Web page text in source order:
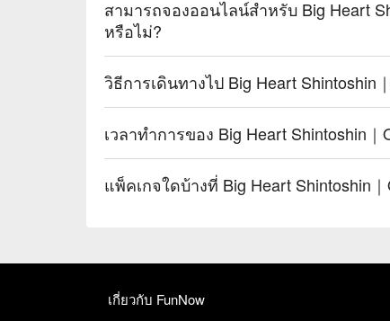
สามารถจองออนไลน์สำหรับ Big Heart
หรือไม่?
วิธีการเดินทางไป Big Heart Shintoshin
เวลาทำการของ Big Heart Shintoshin｜
แพ็คเกจใดบ้างที่ Big Heart Shintoshin
เกี่ยวกับ FunNow